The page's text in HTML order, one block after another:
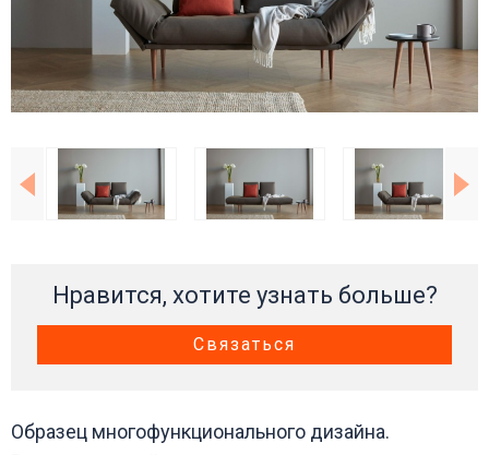
Нравится, хотите узнать больше?
Связаться
Образец многофункционального дизайна.